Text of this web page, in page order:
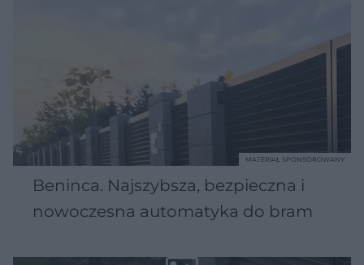
Beninca. Najszybsza, bezpieczna i
nowoczesna automatyka do bram
MATERIAŁ SPONSOROWANY